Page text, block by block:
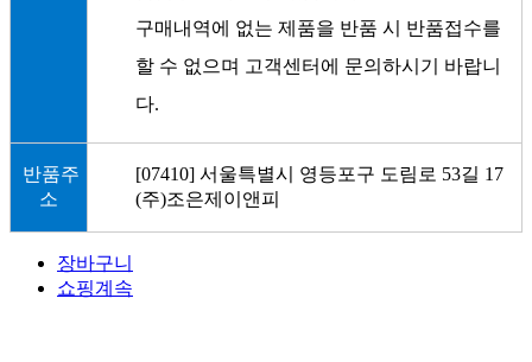
구매내역에 없는 제품을 반품 시 반품접수를
할 수 없으며 고객센터에 문의하시기 바랍니
다.
반품주
소
[07410] 서울특별시 영등포구 도림로 53길 17
(주)조은제이앤피
장바구니
쇼핑계속